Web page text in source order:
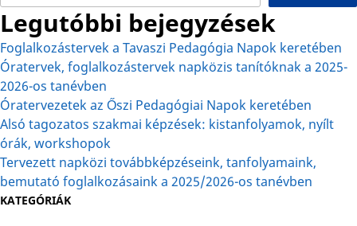
Legutóbbi bejegyzések
Foglalkozástervek a Tavaszi Pedagógia Napok keretében
Óratervek, foglalkozástervek napközis tanítóknak a 2025-
2026-os tanévben
Óratervezetek az Őszi Pedagógiai Napok keretében
Alsó tagozatos szakmai képzések: kistanfolyamok, nyílt
órák, workshopok
Tervezett napközi továbbképzéseink, tanfolyamaink,
bemutató foglalkozásaink a 2025/2026-os tanévben
KATEGÓRIÁK